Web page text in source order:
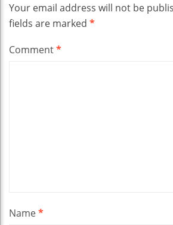
Your email address will not be
fields are marked *
Comment*
Name*